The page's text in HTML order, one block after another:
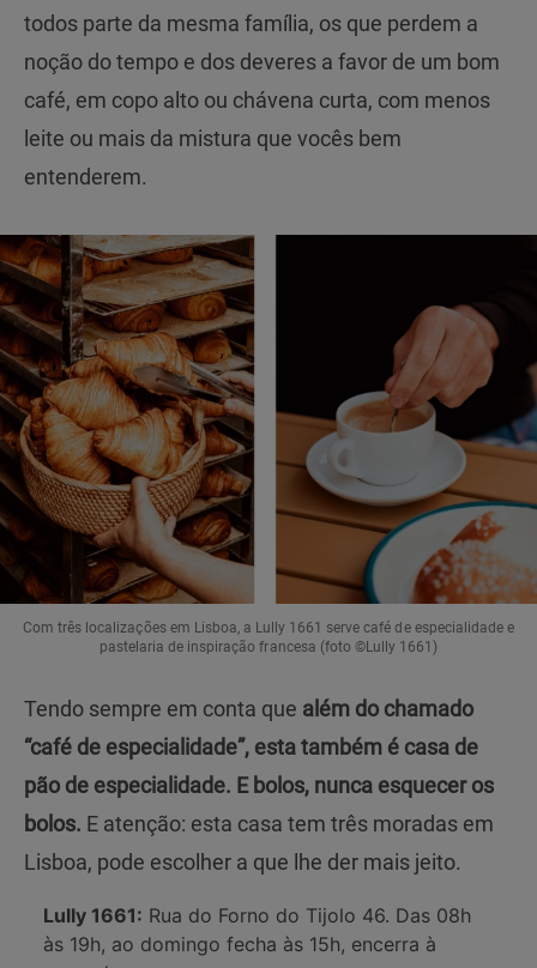
todos parte da mesma família, os que perdem a
noção do tempo e dos deveres a favor de um bom
café, em copo alto ou chávena curta, com menos
leite ou mais da mistura que vocês bem
entenderem.
Com três localizações em Lisboa, a Lully 1661 serve café de especialidade e
pastelaria de inspiração francesa (foto ©Lully 1661)
Tendo sempre em conta que além do chamado
“café de especialidade”, esta também é casa de
pão de especialidade. E bolos, nunca esquecer os
bolos. E atenção: esta casa tem três moradas em
Lisboa, pode escolher a que lhe der mais jeito.
Lully 1661: Rua do Forno do Tijolo 46. Das 08h
às 19h, ao domingo fecha às 15h, encerra à